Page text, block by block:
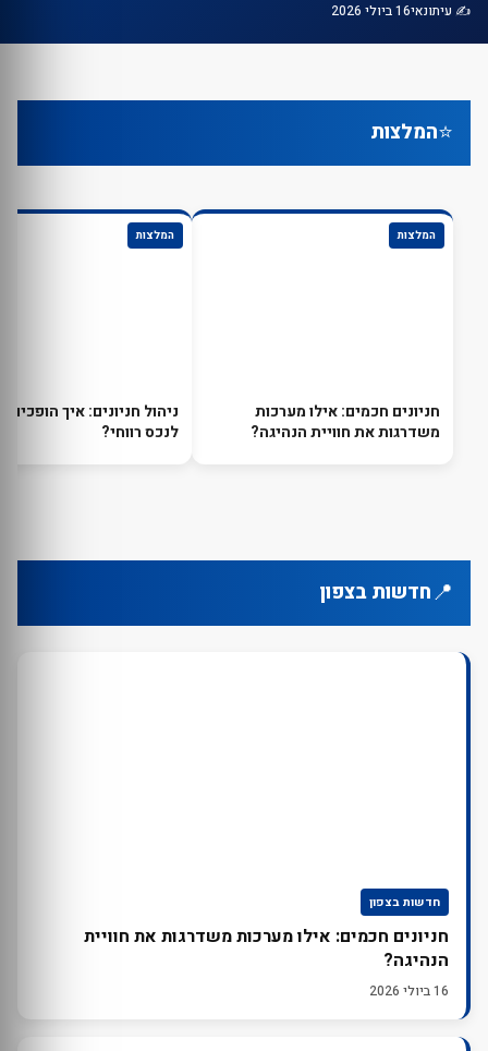
✍️ עיתונאי16 ביולי 2026
⭐המלצות
המלצות
חניונים חכמים: אילו מערכות
משדרגות את חוויית הנהיגה?
המלצות
ניהול חניונים: איך הופכים
לנכס רווחי?
📍חדשות בצפון
חדשות בצפון
חניונים חכמים: אילו מערכות משדרגות את חוויית
הנהיגה?
16 ביולי 2026